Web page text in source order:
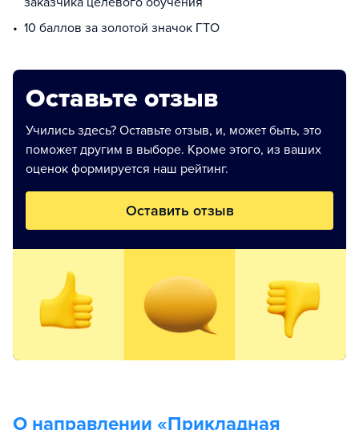
10 баллов за золотой значок ГТО
Оставьте отзыв
Учились здесь? Оставьте отзыв, и, может быть, это
поможет другим в выборе. Кроме этого, из ваших
оценок формируется наш рейтинг.
Оставить отзыв
О направлении «Прикладная